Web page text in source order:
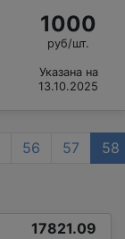
1000
руб/шт.
Указана на
13.10.2025
56 57 58
17821.09